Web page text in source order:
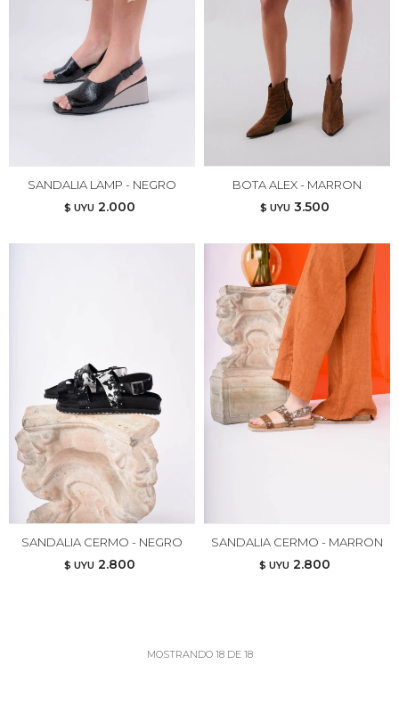
SANDALIA LAMP - NEGRO
$ UYU 2.000
BOTA ALEX - MARRON
$ UYU 3.500
SANDALIA CERMO - NEGRO
$ UYU 2.800
SANDALIA CERMO - MARRON
$ UYU 2.800
MOSTRANDO 18DE 18